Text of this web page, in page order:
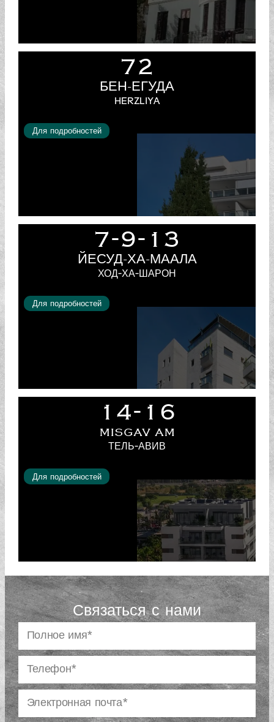
72
БЕН-ЕГУДА
HERZLIYA
Для подробностей
7-9-13
ЙЕСУД-ХА-МААЛА
ХОД-ХА-ШАРОН
Для подробностей
14-16
MISGAV AM
ТЕЛЬ-АВИВ
Для подробностей
Связаться с нами